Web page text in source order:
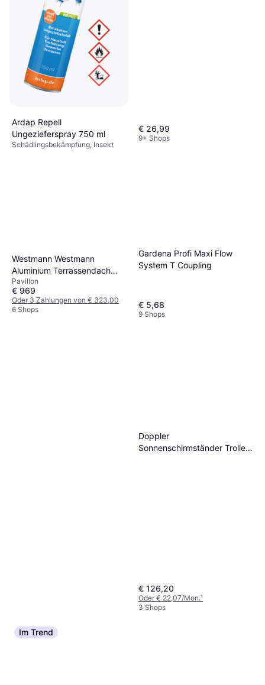
Ardap Repell
Ungezieferspray 750 ml
Schädlingsbekämpfung, Insekt
€ 26,99
9+ Shops
Westmann Westmann
Aluminium Terrassendach
Bruce
Pavillon
€ 969
Oder 3 Zahlungen von € 323,00
6 Shops
Gardena Profi Maxi Flow
System T Coupling
€ 5,68
9 Shops
Doppler
Sonnenschirmständer Trolley
€ 126,20
Oder € 22,07/Mon.¹
3 Shops
Im Trend